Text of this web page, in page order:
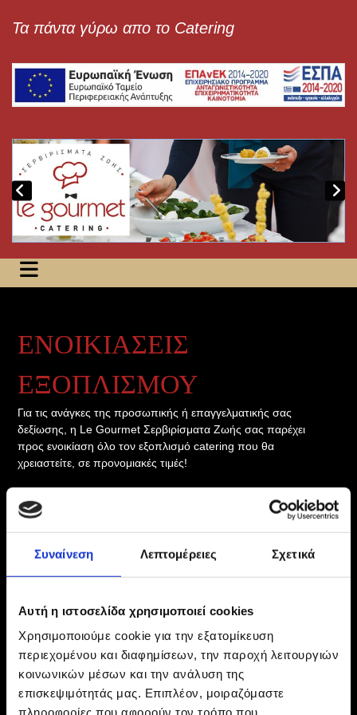
Συναίνεση Λεπτομέρειες Σχετικά
Αυτή η ιστοσελίδα χρησιμοποιεί cookies
Χρησιμοποιούμε cookie για την εξατομίκευση
περιεχομένου και διαφημίσεων, την παροχή λειτουργιών
κοινωνικών μέσων και την ανάλυση της
επισκεψιμότητάς μας. Επιπλέον, μοιραζόμαστε
πληροφορίες που αφορούν τον τρόπο που
Τα πάντα γύρω απο το Catering
ΕΝΟΙΚΙΑΣΕΙΣ
ΕΞΟΠΛΙΣΜΟΥ
Για τις ανάγκες της προσωπικής ή επαγγελματικής σας
δεξίωσης, η Le Gourmet Σερβιρίσματα Ζωής σας παρέχει
προς ενοικίαση όλο τον εξοπλισμό catering που θα
χρειαστείτε, σε προνομιακές τιμές!
​Δραστηριοποιούμαστε στην ενοικίαση εξοπλισμού catering,
δεξιώσεων γάμου και βαφτίσεων, παιδικών πάρτι και
πολιτιστικών εκδηλώσεων, με αξιοπιστία και υπευθυνότητα.
Τραπέζια μπουφέ
Τραπέζια ορθογώνια 8 - 10 ατόμων
Καρέκλες
Υφάσματα - καλύμματα
Πιάτα πορσελάνης
Ανοξείδωτα μαχαιροπίρουνα
Σαλατιέρες